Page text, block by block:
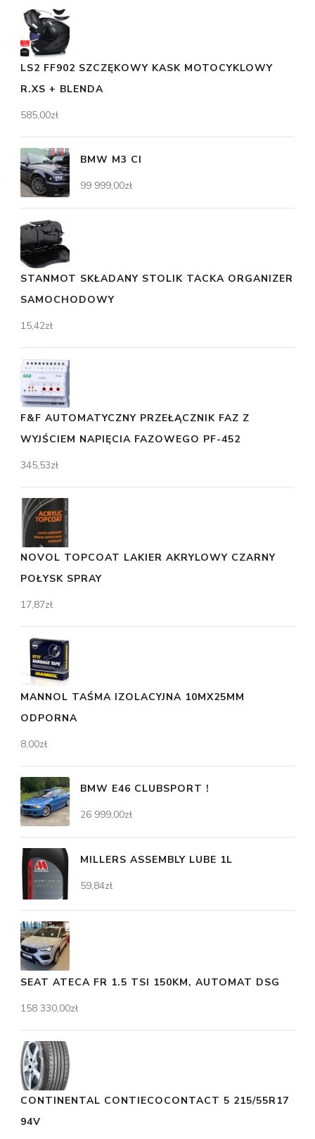
LS2 FF902 SZCZĘKOWY KASK MOTOCYKLOWY
R.XS + BLENDA
585,00zł
BMW M3 CI
99 999,00zł
STANMOT SKŁADANY STOLIK TACKA ORGANIZER
SAMOCHODOWY
15,42zł
F&F AUTOMATYCZNY PRZEŁĄCZNIK FAZ Z
WYJŚCIEM NAPIĘCIA FAZOWEGO PF-452
345,53zł
NOVOL TOPCOAT LAKIER AKRYLOWY CZARNY
POŁYSK SPRAY
17,87zł
MANNOL TAŚMA IZOLACYJNA 10MX25MM
ODPORNA
8,00zł
BMW E46 CLUBSPORT !
26 999,00zł
MILLERS ASSEMBLY LUBE 1L
59,84zł
SEAT ATECA FR 1.5 TSI 150KM, AUTOMAT DSG
158 330,00zł
CONTINENTAL CONTIECOCONTACT 5 215/55R17
94V